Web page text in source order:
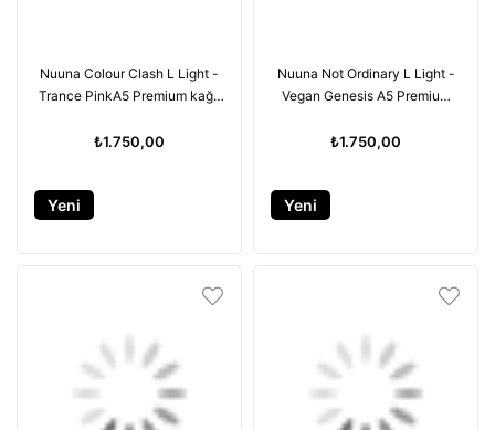
Nuuna Colour Clash L Light -
Trance PinkA5 Premium kağıt
₺1.750,00
Yeni
Nuuna Not Ordinary L Light -
Vegan Genesis A5 Premium
₺1.750,00
Yeni